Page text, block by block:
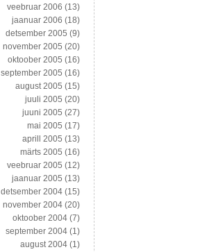
veebruar 2006 (13)
jaanuar 2006 (18)
detsember 2005 (9)
november 2005 (20)
oktoober 2005 (16)
september 2005 (16)
august 2005 (15)
juuli 2005 (20)
juuni 2005 (27)
mai 2005 (17)
aprill 2005 (13)
märts 2005 (16)
veebruar 2005 (12)
jaanuar 2005 (13)
detsember 2004 (15)
november 2004 (20)
oktoober 2004 (7)
september 2004 (1)
august 2004 (1)